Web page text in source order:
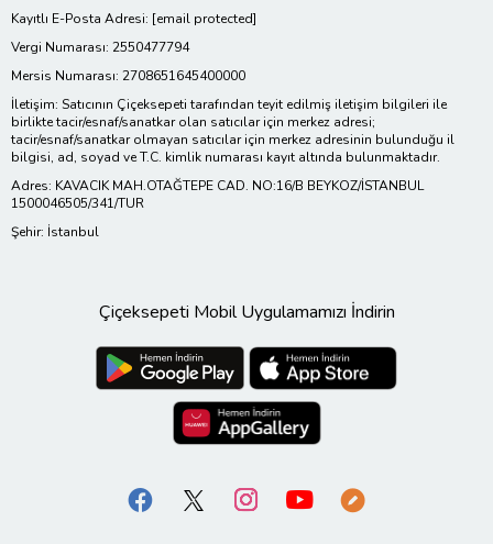
Kayıtlı E-Posta Adresi: [email protected]
Vergi Numarası: 2550477794
Mersis Numarası: 2708651645400000
İletişim: Satıcının Çiçeksepeti tarafından teyit edilmiş iletişim bilgileri ile
birlikte tacir/esnaf/sanatkar olan satıcılar için merkez adresi;
tacir/esnaf/sanatkar olmayan satıcılar için merkez adresinin bulunduğu il
bilgisi, ad, soyad ve T.C. kimlik numarası kayıt altında bulunmaktadır.
Adres: KAVACIK MAH.OTAĞTEPE CAD. NO:16/B BEYKOZ/İSTANBUL
1500046505/341/TUR
Şehir: İstanbul
Çiçeksepeti Mobil Uygulamamızı İndirin